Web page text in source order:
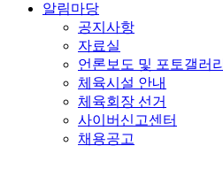
알림마당
공지사항
자료실
언론보도 및 포토갤러리
체육시설 안내
체육회장 선거
사이버신고센터
채용공고